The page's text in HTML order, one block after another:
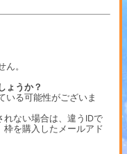
。
ょうか？
いる可能性がございま
ない場合は、違うIDで
枠を購入したメールアド